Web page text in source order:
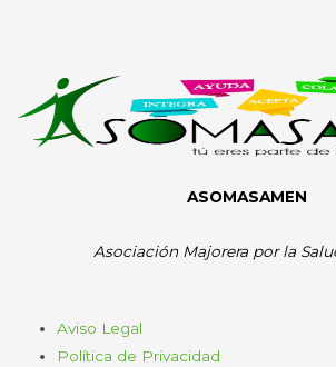
ASOMASAMEN
Asociación Majorera por la
Aviso Legal
Política de Privacidad